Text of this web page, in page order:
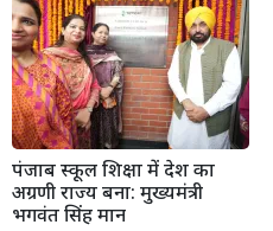
पंजाब स्कूल शिक्षा में देश का
अग्रणी राज्य बना: मुख्यमंत्री
भगवंत सिंह मान